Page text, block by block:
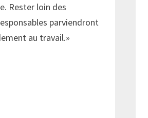
Rester loin des
parviendront
au travail.»